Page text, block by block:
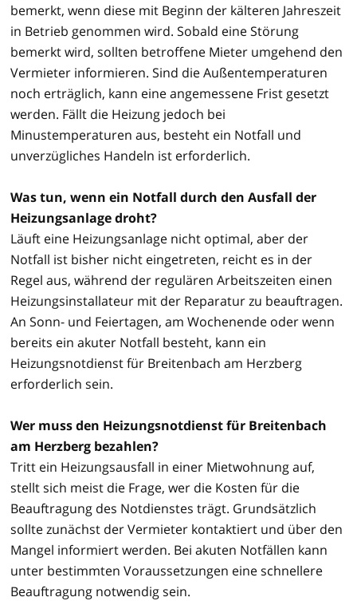
bemerkt, wenn diese mit Beginn der kälteren Jahreszeit
in Betrieb genommen wird. Sobald eine Störung
bemerkt wird, sollten betroffene Mieter umgehend den
Vermieter informieren. Sind die Außentemperaturen
noch erträglich, kann eine angemessene Frist gesetzt
werden. Fällt die Heizung jedoch bei
Minustemperaturen aus, besteht ein Notfall und
unverzügliches Handeln ist erforderlich.
Was tun, wenn ein Notfall durch den Ausfall der
Heizungsanlage droht?
Läuft eine Heizungsanlage nicht optimal, aber der
Notfall ist bisher nicht eingetreten, reicht es in der
Regel aus, während der regulären Arbeitszeiten einen
Heizungsinstallateur mit der Reparatur zu beauftragen.
An Sonn- und Feiertagen, am Wochenende oder wenn
bereits ein akuter Notfall besteht, kann ein
Heizungsnotdienst für Breitenbach am Herzberg
erforderlich sein.
Wer muss den Heizungsnotdienst für Breitenbach
am Herzberg bezahlen?
Tritt ein Heizungsausfall in einer Mietwohnung auf,
stellt sich meist die Frage, wer die Kosten für die
Beauftragung des Notdienstes trägt. Grundsätzlich
sollte zunächst der Vermieter kontaktiert und über den
Mangel informiert werden. Bei akuten Notfällen kann
unter bestimmten Voraussetzungen eine schnellere
Beauftragung notwendig sein.